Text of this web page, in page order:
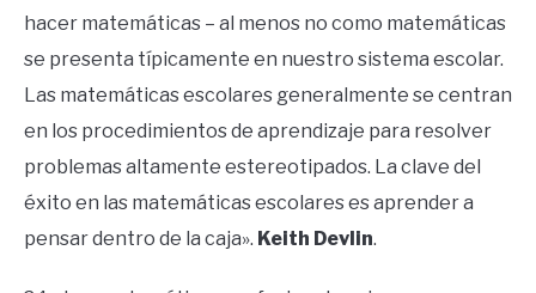
hacer matemáticas – al menos no como matemáticas
se presenta típicamente en nuestro sistema escolar.
Las matemáticas escolares generalmente se centran
en los procedimientos de aprendizaje para resolver
problemas altamente estereotipados. La clave del
éxito en las matemáticas escolares es aprender a
pensar dentro de la caja». Keith Devlin.